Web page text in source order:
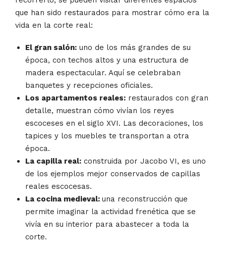
que han sido restaurados para mostrar cómo era la
vida en la corte real:
El gran salón: uno de los más grandes de su
época, con techos altos y una estructura de
madera espectacular. Aquí se celebraban
banquetes y recepciones oficiales.
Los apartamentos reales: restaurados con gran
detalle, muestran cómo vivían los reyes
escoceses en el siglo XVI. Las decoraciones, los
tapices y los muebles te transportan a otra
época.
La capilla real: construida por Jacobo VI, es uno
de los ejemplos mejor conservados de capillas
reales escocesas.
La cocina medieval: una reconstrucción que
permite imaginar la actividad frenética que se
vivía en su interior para abastecer a toda la
corte.